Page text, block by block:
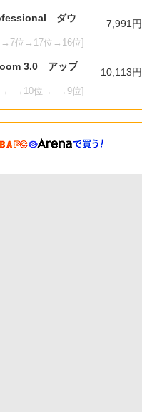
ダウ
→7位→17位→16位]
7,991円
3.0 アップ
→−→10位→−→9位]
10,113円